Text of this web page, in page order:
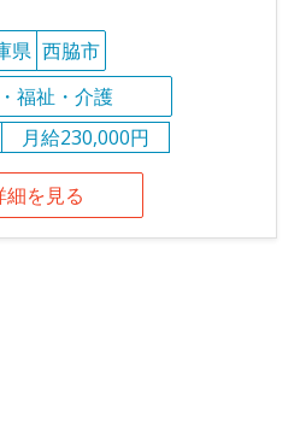
県 西脇市
福祉・介護
月給230,000円
細を見る